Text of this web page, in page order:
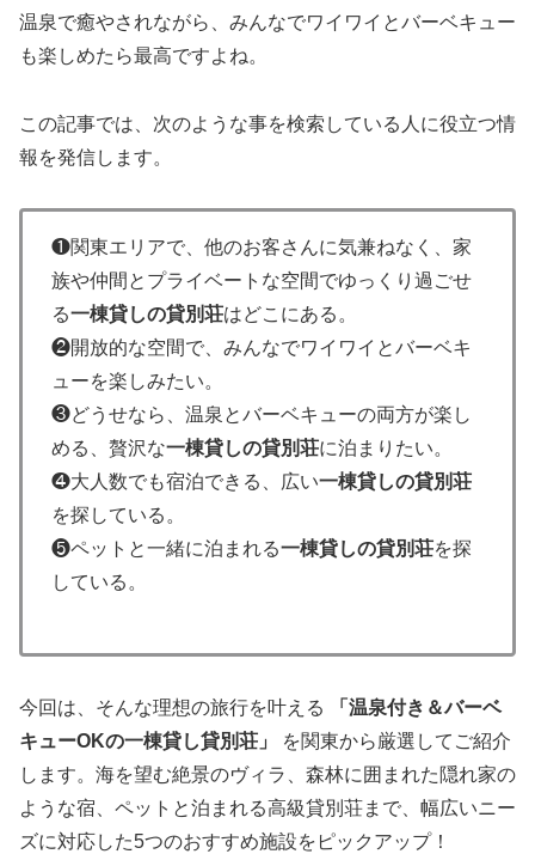
温泉で癒やされながら、みんなでワイワイとバーベキュー
も楽しめたら最高ですよね。
この記事では、次のような事を検索している人に役立つ情
報を発信します。
❶関東エリアで、他のお客さんに気兼ねなく、家
族や仲間とプライベートな空間でゆっくり過ごせ
る一棟貸しの貸別荘はどこにある。
❷開放的な空間で、みんなでワイワイとバーベキ
ューを楽しみたい。
❸どうせなら、温泉とバーベキューの両方が楽し
める、贅沢な一棟貸しの貸別荘に泊まりたい。
❹大人数でも宿泊できる、広い一棟貸しの貸別荘
を探している。
❺ペットと一緒に泊まれる一棟貸しの貸別荘を探
している。
今回は、そんな理想の旅行を叶える
「温泉付き＆バーベ
キューOKの一棟貸し貸別荘」
を関東から厳選してご紹介
します。海を望む絶景のヴィラ、森林に囲まれた隠れ家の
ような宿、ペットと泊まれる高級貸別荘まで、幅広いニー
ズに対応した5つのおすすめ施設をピックアップ！